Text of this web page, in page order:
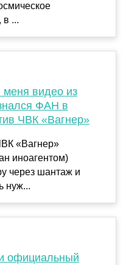
в ...
видео из
ФАН в
ЧВК «Вагнер»
«Вагнер»
иноагентом)
через шантаж и
нуж...
официальный